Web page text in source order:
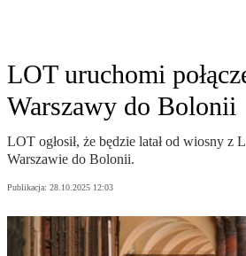
LOT uruchomi
Warszawy do Bolonii
LOT ogłosił, że będzie latał od wiosny z
Warszawie do Bolonii.
Publikacja: 28.10.2025 12:03